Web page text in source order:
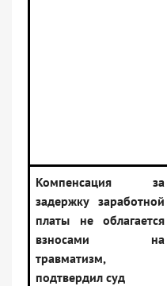
Компенсация за
задержку заработной
платы не облагается
взносами на
травматизм,
подтвердил суд